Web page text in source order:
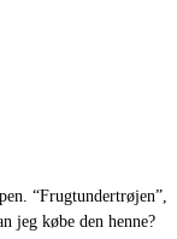
“Frugtundertrøjen”,
jeg købe den henne?